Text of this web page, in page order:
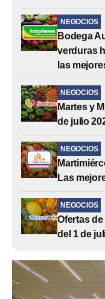
NEGOCIOS
Bodega
verduras
las
NEGOCIOS
Martes y
de julio
NEGOCIOS
Las
NEGOCIOS
Ofertas
del 1 de